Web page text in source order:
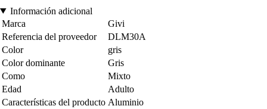
Información adicional
Marca
Givi
Referencia del proveedor
DLM30A
Color
gris
Color dominante
Gris
Como
Mixto
Edad
Adulto
Características del producto Aluminio